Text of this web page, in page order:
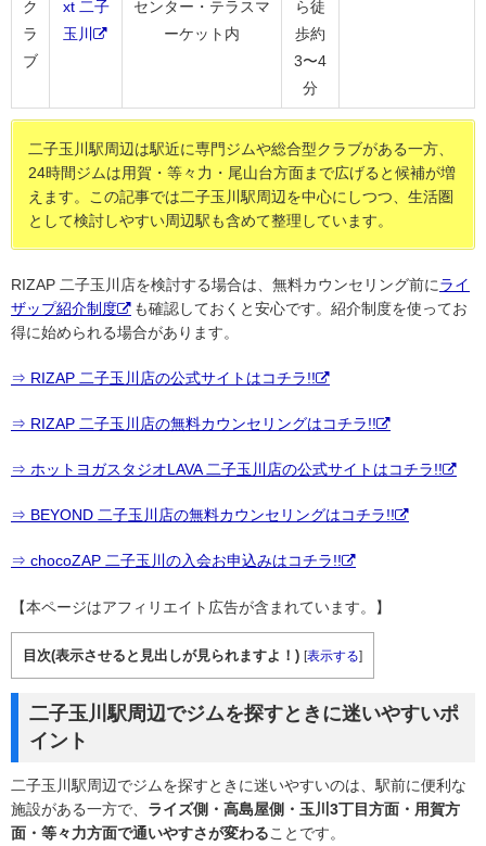
ク
ラ
ブ
xt 二子
玉川
センター・テラスマ
ーケット内
ら徒
歩約
3〜4
分
二子玉川駅周辺は駅近に専門ジムや総合型クラブがある一方、
24時間ジムは用賀・等々力・尾山台方面まで広げると候補が増
えます。この記事では二子玉川駅周辺を中心にしつつ、生活圏
として検討しやすい周辺駅も含めて整理しています。
RIZAP 二子玉川店を検討する場合は、無料カウンセリング前にライ
ザップ紹介制度
も確認しておくと安心です。紹介制度を使ってお
得に始められる場合があります。
⇒ RIZAP 二子玉川店の公式サイトはコチラ!!
⇒ RIZAP 二子玉川店の無料カウンセリングはコチラ!!
⇒ ホットヨガスタジオLAVA 二子玉川店の公式サイトはコチラ!!
⇒ BEYOND 二子玉川店の無料カウンセリングはコチラ!!
⇒ chocoZAP 二子玉川の入会お申込みはコチラ!!
【本ページはアフィリエイト広告が含まれています。】
目次(表示させると見出しが見られますよ！) [表示する]
二子玉川駅周辺でジムを探すときに迷いやすいポ
イント
二子玉川駅周辺でジムを探すときに迷いやすいのは、駅前に便利な
施設がある一方で、 ライズ側・高島屋側・玉川3丁目方面・用賀方
面・等々力方面で通いやすさが変わることです。